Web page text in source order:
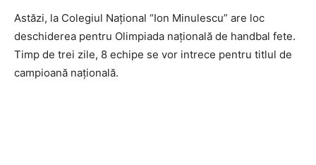
Astăzi, la Colegiul Național “Ion Minulescu” are loc
deschiderea pentru Olimpiada națională de handbal fete.
Timp de trei zile, 8 echipe se vor intrece pentru titlul de
campioană națională.